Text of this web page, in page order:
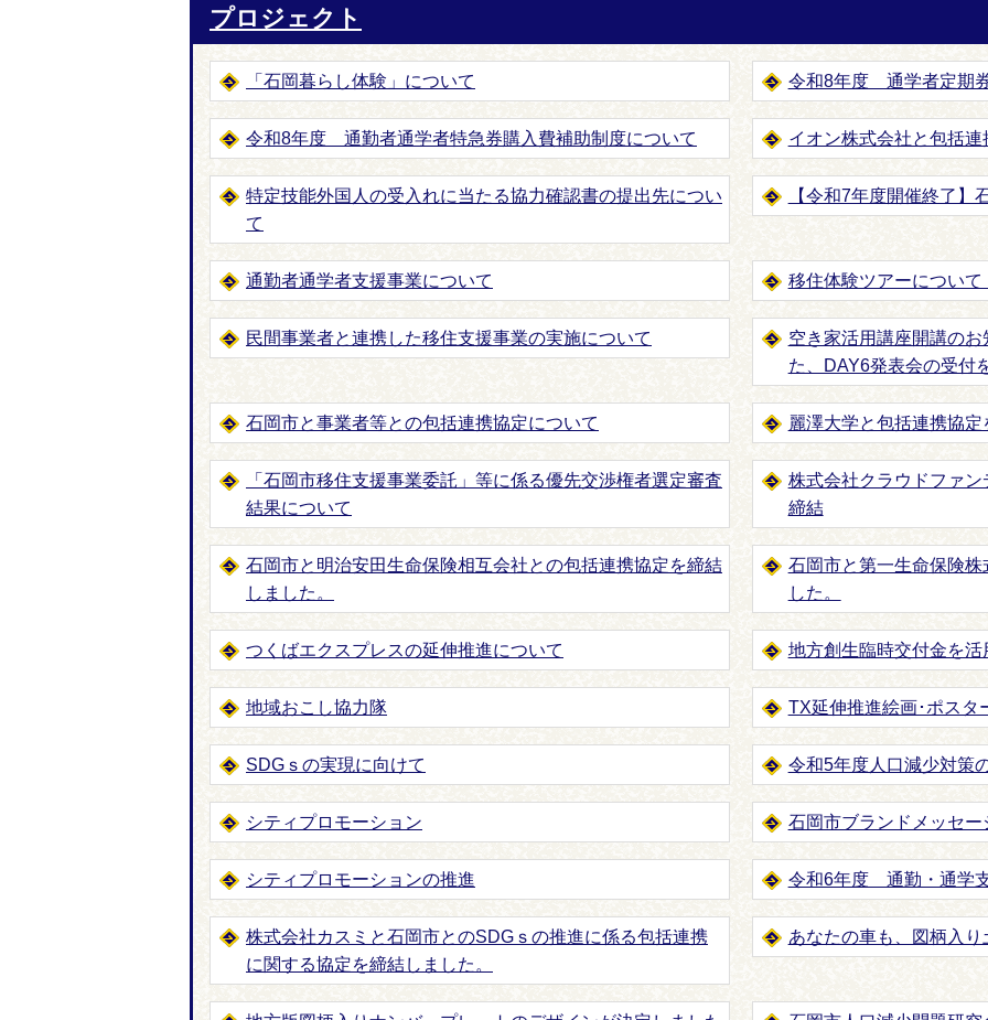
プロジェクト
「石岡暮らし体験」について 令和8年度 通学者定期
令和8年度 通勤者通学者特急券購入費補助制度について イオン株式会社と包括連
特定技能外国人の受入れに当たる協力確認書の提出先につい
て
【令和7年度開催終了】
通勤者通学者支援事業について 移住体験ツアーについて
民間事業者と連携した移住支援事業の実施について
空き家活用講座開講の
た、DAY6発表会の受付
石岡市と事業者等との包括連携協定について 麗澤大学と包括連携協
「石岡市移住支援事業委託」等に係る優先交渉権者選定審査
結果について
株式会社クラウドファ
締結
石岡市と明治安田生命保険相互会社との包括連携協定を締結
しました。
石岡市と第一生命保険
した。
つくばエクスプレスの延伸推進について 地方創生臨時交付金を
地域おこし協力隊 TX延伸推進絵画･ポスタ
SDGｓの実現に向けて 令和5年度人口減少対策
シティプロモーション 石岡市ブランドメッセー
シティプロモーションの推進 令和6年度 通勤・通学
株式会社カスミと石岡市とのSDGｓの推進に係る包括連携
に関する協定を締結しました。
あなたの車も、図柄入